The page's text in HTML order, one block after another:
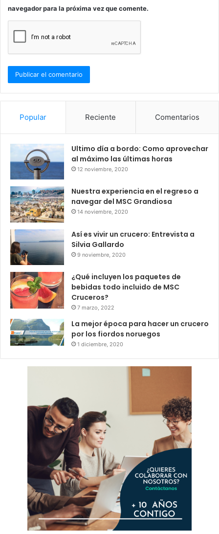
navegador para la próxima vez que comente.
Popular Reciente Comentarios
Ultimo día a bordo: Como aprovechar
al máximo las últimas horas
12 noviembre, 2020
Nuestra experiencia en el regreso a
navegar del MSC Grandiosa
14 noviembre, 2020
Así es vivir un crucero: Entrevista a
Silvia Gallardo
9 noviembre, 2020
¿Qué incluyen los paquetes de
bebidas todo incluido de MSC
Cruceros?
7 marzo, 2022
La mejor época para hacer un crucero
por los fiordos noruegos
1 diciembre, 2020